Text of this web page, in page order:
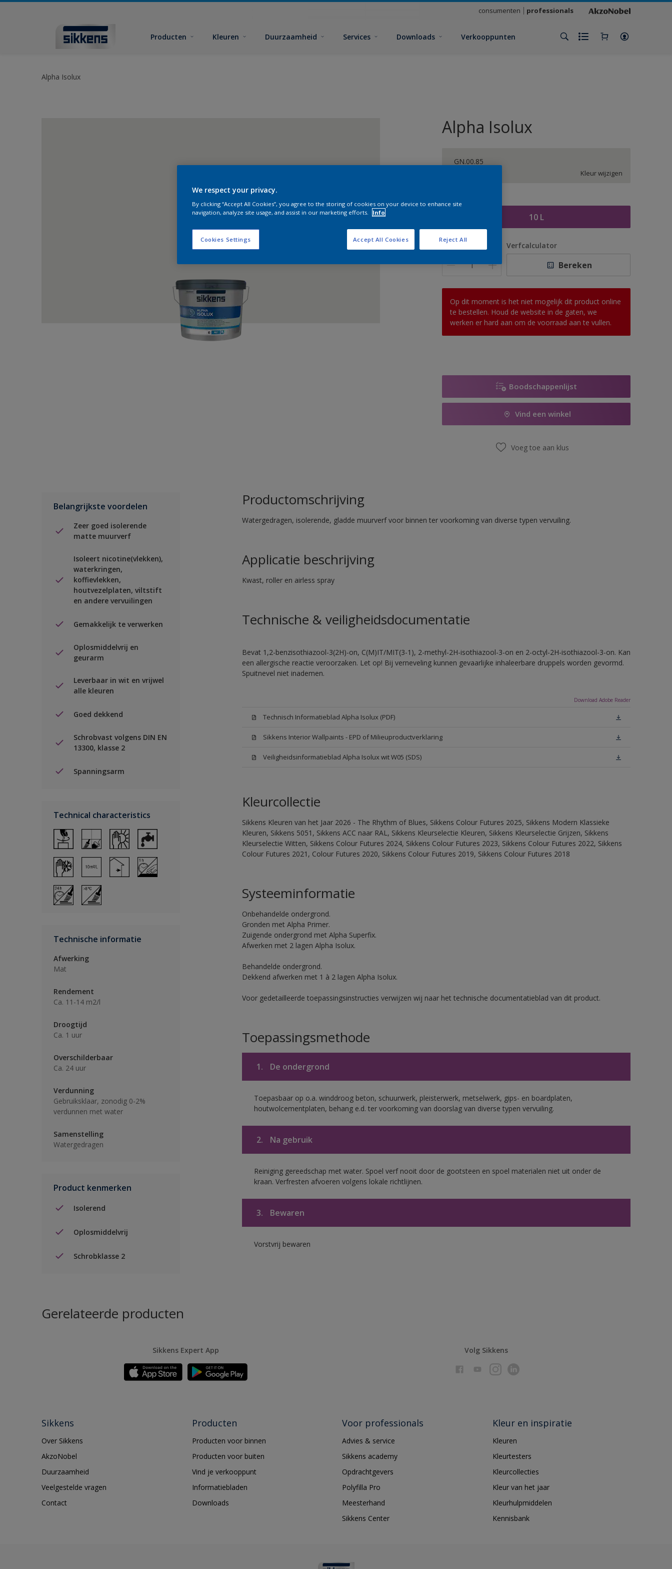
consumenten professionals
Producten Kleuren Duurzaamheid Services Downloads Verkooppunten
Alpha Isolux
Alpha Isolux
GN.00.85
Kleur wijzigen
Grootte
10 L
Aantal Verfcalculator
Bereken
Op dit moment is het niet mogelijk dit product online
te bestellen. Houd de website in de gaten, we
werken er hard aan om de voorraad aan te vullen.
Boodschappenlijst
Vind een winkel
Voeg toe aan klus
Belangrijkste voordelen
Zeer goed isolerende
matte muurverf
Isoleert nicotine(vlekken),
waterkringen,
koffievlekken,
houtvezelplaten, viltstift
en andere vervuilingen
Gemakkelijk te verwerken
Oplosmiddelvrij en
geurarm
Leverbaar in wit en vrijwel
alle kleuren
Goed dekkend
Schrobvast volgens DIN EN
13300, klasse 2
Spanningsarm
Technical characteristics
Technische informatie
Afwerking
Mat
Rendement
Ca. 11-14 m2/l
Droogtijd
Ca. 1 uur
Overschilderbaar
Ca. 24 uur
Verdunning
Gebruiksklaar, zonodig 0-2%
verdunnen met water
Samenstelling
Watergedragen
Product kenmerken
Isolerend
Oplosmiddelvrij
Schrobklasse 2
Productomschrijving
Watergedragen, isolerende, gladde muurverf voor binnen ter voorkoming van diverse typen vervuiling.
Applicatie beschrijving
Kwast, roller en airless spray
Technische & veiligheidsdocumentatie
Bevat 1,2-benzisothiazool-3(2H)-on, C(M)IT/MIT(3-1), 2-methyl-2H-isothiazool-3-on en 2-octyl-2H-isothiazool-3-on. Kan
een allergische reactie veroorzaken. Let op! Bij verneveling kunnen gevaarlijke inhaleerbare druppels worden gevormd.
Spuitnevel niet inademen.
Download Adobe Reader
Technisch Informatieblad Alpha Isolux (PDF)
Sikkens Interior Wallpaints - EPD of Milieuproductverklaring
Veiligheidsinformatieblad Alpha Isolux wit W05 (SDS)
Kleurcollectie
Sikkens Kleuren van het Jaar 2026 - The Rhythm of Blues, Sikkens Colour Futures 2025, Sikkens Modern Klassieke
Kleuren, Sikkens 5051, Sikkens ACC naar RAL, Sikkens Kleurselectie Kleuren, Sikkens Kleurselectie Grijzen, Sikkens
Kleurselectie Witten, Sikkens Colour Futures 2024, Sikkens Colour Futures 2023, Sikkens Colour Futures 2022, Sikkens
Colour Futures 2021, Colour Futures 2020, Sikkens Colour Futures 2019, Sikkens Colour Futures 2018
Systeeminformatie
Onbehandelde ondergrond.
Gronden met Alpha Primer.
Zuigende ondergrond met Alpha Superfix.
Afwerken met 2 lagen Alpha Isolux.
Behandelde ondergrond.
Dekkend afwerken met 1 à 2 lagen Alpha Isolux.
Voor gedetailleerde toepassingsinstructies verwijzen wij naar het technische documentatieblad van dit product.
Toepassingsmethode
1. De ondergrond
Toepasbaar op o.a. winddroog beton, schuurwerk, pleisterwerk, metselwerk, gips- en boardplaten,
houtwolcementplaten, behang e.d. ter voorkoming van doorslag van diverse typen vervuiling.
2. Na gebruik
Reiniging gereedschap met water. Spoel verf nooit door de gootsteen en spoel materialen niet uit onder de
kraan. Verfresten afvoeren volgens lokale richtlijnen.
3. Bewaren
Vorstvrij bewaren
Gerelateerde producten
Sikkens Expert App Volg Sikkens
Sikkens
Over Sikkens
AkzoNobel
Duurzaamheid
Veelgestelde vragen
Contact
Producten
Producten voor binnen
Producten voor buiten
Vind je verkooppunt
Informatiebladen
Downloads
Voor professionals
Advies & service
Sikkens academy
Opdrachtgevers
Polyfilla Pro
Meesterhand
Sikkens Center
Kleur en inspiratie
Kleuren
Kleurtesters
Kleurcollecties
Kleur van het jaar
Kleurhulpmiddelen
Kennisbank
We respect your privacy.
By clicking “Accept All Cookies”, you agree to the storing of cookies on your device to enhance site
navigation, analyze site usage, and assist in our marketing efforts.
Info
Cookies Settings Reject All
Accept All Cookies